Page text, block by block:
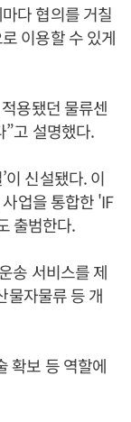
다 협의를 거칠
이용할 수 있게
용됐던 물류센
”고 설명했다.
이 신설됐다. 이
업을 통합한 'IF
출범한다.
송 서비스를 제
물자물류 등 개
확보 등 역할에